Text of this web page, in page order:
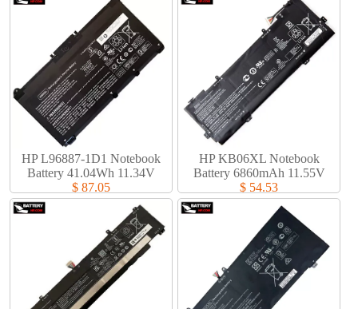
HP L96887-1D1 Notebook
Battery 41.04Wh 11.34V
$ 87.05
HP KB06XL Notebook
Battery 6860mAh 11.55V
$ 54.53